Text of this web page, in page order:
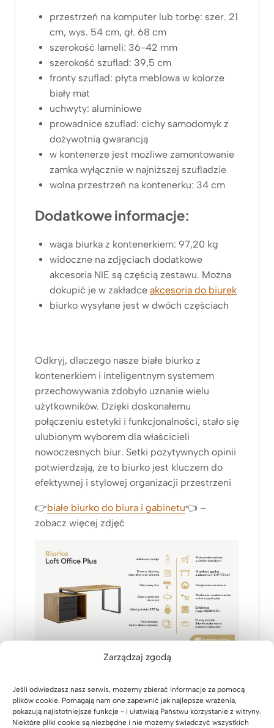
Zarządzaj zgodą
Jeśli odwiedzasz nasz serwis, możemy zbierać informacje za pomocą
plików cookie. Pomagają nam one zapewnić jak najlepsze wrażenia,
pokazują najistotniejsze funkcje - i ułatwiają Państwu korzystanie z witryny.
Niektóre pliki cookie są niezbędne i nie możemy świadczyć wszystkich
przestrzeń na komputer lub torbę: szer. 21
cm, wys. 54 cm, gł. 68 cm
szerokość lameli: 36-42 mm
szerokość szuflad: 39,5 cm
fronty szuflad: płyta meblowa w kolorze
biały mat
uchwyty: aluminiowe
prowadnice szuflad: cichy samodomyk z
dożywotnią gwarancją
w kontenerze jest możliwe zamontowanie
zamka wyłącznie w najniższej szufladzie
wolna przestrzeń na kontenerku: 34 cm
Dodatkowe informacje:
waga biurka z kontenerkiem: 97,20 kg
widoczne na zdjęciach dodatkowe
akcesoria NIE są częścią zestawu. Można
dokupić je w zakładce akcesoria do biurek
biurko wysyłane jest w dwóch częściach
Odkryj, dlaczego nasze białe biurko z
kontenerkiem i inteligentnym systemem
przechowywania zdobyło uznanie wielu
użytkowników. Dzięki doskonałemu
połączeniu estetyki i funkcjonalności, stało się
ulubionym wyborem dla właścicieli
nowoczesnych biur. Setki pozytywnych opinii
potwierdzają, że to biurko jest kluczem do
efektywnej i stylowej organizacji przestrzeni
👉białe biurko do biura i gabinetu👈 –
zobacz więcej zdjęć